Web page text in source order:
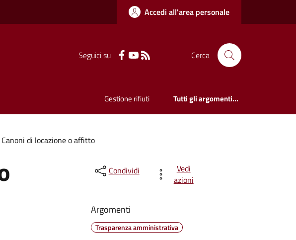
Accedi all'area personale
Seguici su Cerca
Gestione rifiuti Tutti gli argomenti...
Canoni di locazione o affitto
Condividi
Vedi
azioni
Argomenti
Trasparenza amministrativa